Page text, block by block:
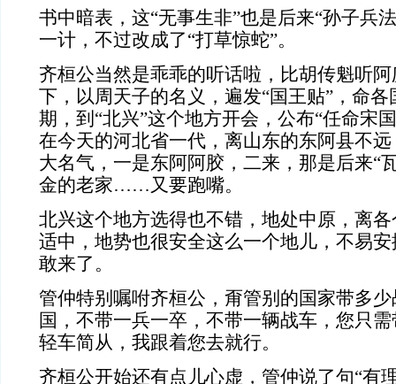
书中暗表，这“无事生非”也是后来“孙子兵
一计，不过改成了“打草惊蛇”。
齐桓公当然是乖乖的听话啦，比胡传魁听
下，以周天子的名义，遍发“国王贴”，命
期，到“北兴”这个地方开会，公布“任命宋
在今天的河北省一代，离山东的东阿县不远
大名气，一是东阿阿胶，二来，那是后来“
金的老家……又要跑嘴。
北兴这个地方选得也不错，地处中原，离
适中，地势也很安全这么一个地儿，不易
敢来了。
管仲特别嘱咐齐桓公，甭管别的国家带多
国，不带一兵一卒，不带一辆战车，您只
轻车简从，我跟着您去就行。
齐桓公开始还有点儿心虚，管仲说了句“有